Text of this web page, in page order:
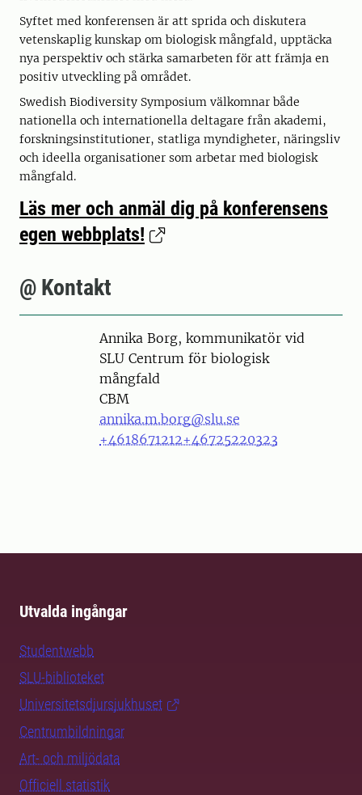
Syftet med konferensen är att sprida och diskutera
vetenskaplig kunskap om biologisk mångfald, upptäcka
nya perspektiv och stärka samarbeten för att främja en
positiv utveckling på området.
Swedish Biodiversity Symposium välkomnar både
nationella och internationella deltagare från akademi,
forskningsinstitutioner, statliga myndigheter, näringsliv
och ideella organisationer som arbetar med biologisk
mångfald.
Läs mer och anmäl dig på konferensens
egen webbplats!
@ Kontakt
PersonAnnika Borg, kommunikatör vid
SLU Centrum för biologisk
mångfald
CBM
annika.m.borg@slu.se
+4618671212+46725220323
Utvalda ingångar
Studentwebb
SLU-biblioteket
Universitetsdjursjukhuset
Centrumbildningar
Art- och miljödata
Officiell statistik